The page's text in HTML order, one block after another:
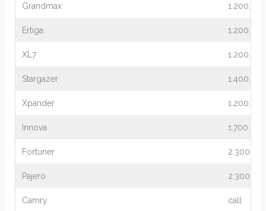
Grandmax 1.200.000
Ertiga 1.200.000
XL7 1.200.000
Stargazer 1.400.000
Xpander 1.200.000
Innova 1.700.000
Fortuner
Pajero
Camry call